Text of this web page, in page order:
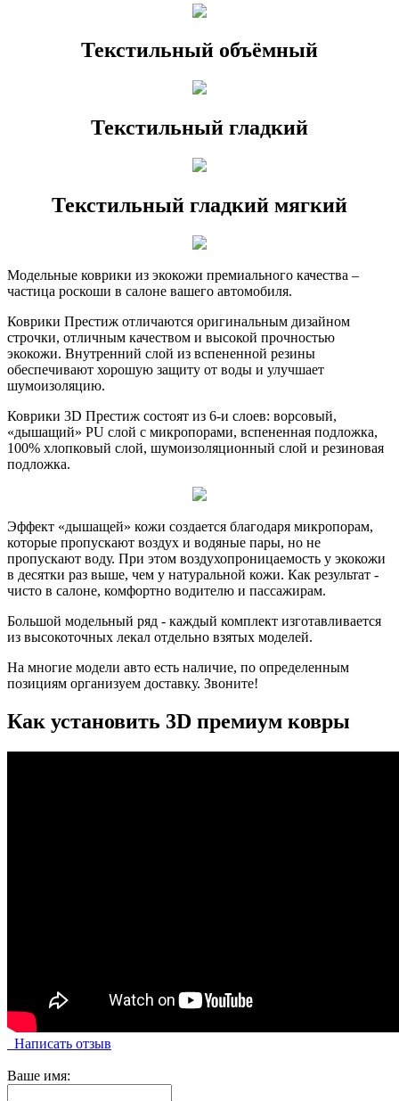
Текстильный объёмный
Текстильный гладкий
Текстильный гладкий мягкий
Модельные коврики из экокожи премиального качества –
частица роскоши в салоне вашего автомобиля.
Коврики Престиж отличаются оригинальным дизайном
строчки, отличным качеством и высокой прочностью
экокожи. Внутренний слой из вспененной резины
обеспечивают хорошую защиту от воды и улучшает
шумоизоляцию.
Коврики 3D Престиж состоят из 6-и слоев: ворсовый,
«дышащий» PU слой с микропорами, вспененная подложка,
100% хлопковый слой, шумоизоляционный слой и резиновая
подложка.
Эффект «дышащей» кожи создается благодаря микропорам,
которые пропускают воздух и водяные пары, но не
пропускают воду. При этом воздухопроницаемость у экокожи
в десятки раз выше, чем у натуральной кожи. Как результат -
чисто в салоне, комфортно водителю и пассажирам.
Большой модельный ряд - каждый комплект изготавливается
из высокоточных лекал отдельно взятых моделей.
На многие модели авто есть наличие, по определенным
позициям организуем доставку. Звоните!
Как установить 3D премиум ковры
Написать отзыв
Ваше имя: